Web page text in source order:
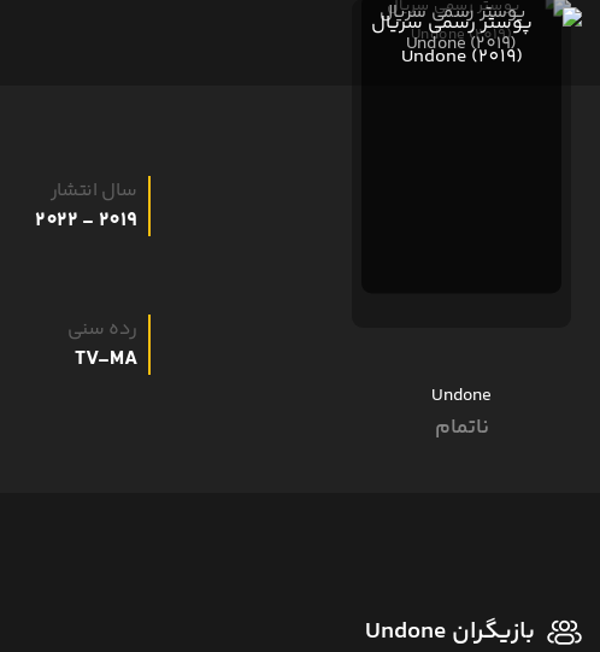
Undone
ناتمام
سال انتشار
2019 - 2022
رده سنی
TV-MA
بازیگران Undone